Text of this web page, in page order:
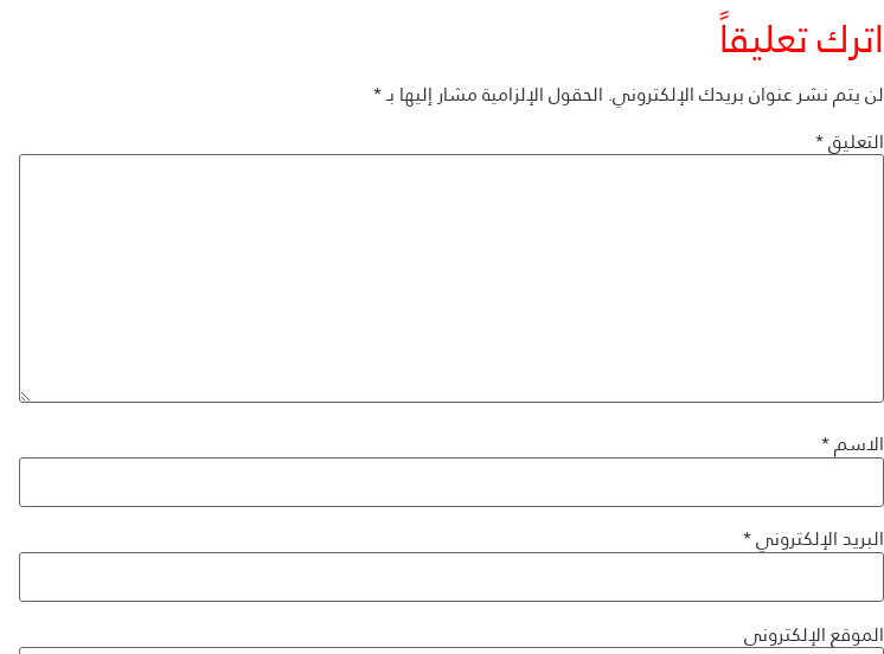
اترك تعليقاً
لن يتم نشر عنوان بريدك الإلكتروني.الحقول الإلزامية مشار إليها بـ*
التعليق*
الاسم*
البريد الإلكتروني*
الموقع الإلكتروني